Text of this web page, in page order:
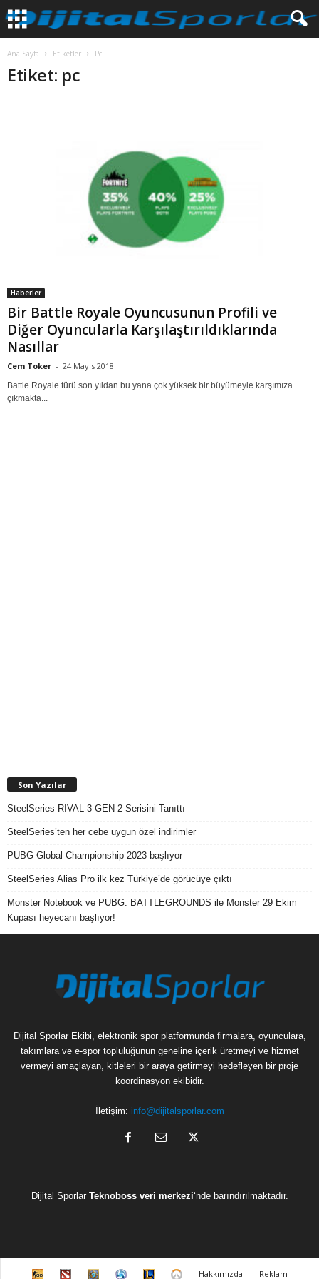
Ana Sayfa Etiketler Pc
Etiket: pc
Haberler
Bir Battle Royale Oyuncusunun Profili ve
Diğer Oyuncularla Karşılaştırıldıklarında
Nasıllar
Cem Toker - 24 Mayıs 2018
Battle Royale türü son yıldan bu yana çok yüksek bir büyümeyle karşımıza
çıkmakta...
Son Yazılar
SteelSeries RIVAL 3 GEN 2 Serisini Tanıttı
SteelSeries’ten her cebe uygun özel indirimler
PUBG Global Championship 2023 başlıyor
SteelSeries Alias Pro ilk kez Türkiye’de görücüye çıktı
Monster Notebook ve PUBG: BATTLEGROUNDS ile Monster 29 Ekim
Kupası heyecanı başlıyor!
Dijital Sporlar Ekibi, elektronik spor platformunda firmalara, oyunculara,
takımlara ve e-spor topluluğunun geneline içerik üretmeyi ve hizmet
vermeyi amaçlayan, kitleleri bir araya getirmeyi hedefleyen bir proje
koordinasyon ekibidir.
İletişim: info@dijitalsporlar.com
Dijital Sporlar Teknoboss veri merkezi‘nde barındırılmaktadır.
C D H H L O Hakkımızda Reklam